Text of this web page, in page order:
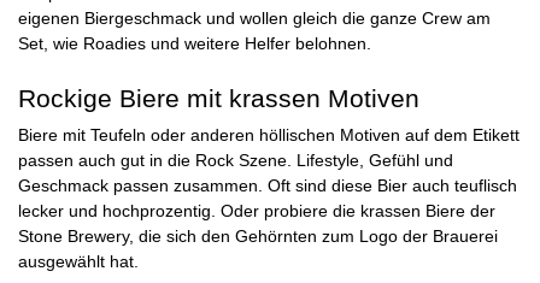
eigenen Biergeschmack und wollen gleich die ganze Crew am
Set, wie Roadies und weitere Helfer belohnen.
Rockige Biere mit krassen Motiven
Biere mit Teufeln oder anderen höllischen Motiven auf dem Etikett
passen auch gut in die Rock Szene. Lifestyle, Gefühl und
Geschmack passen zusammen. Oft sind diese Bier auch teuflisch
lecker und hochprozentig. Oder probiere die krassen Biere der
Stone Brewery, die sich den Gehörnten zum Logo der Brauerei
ausgewählt hat.